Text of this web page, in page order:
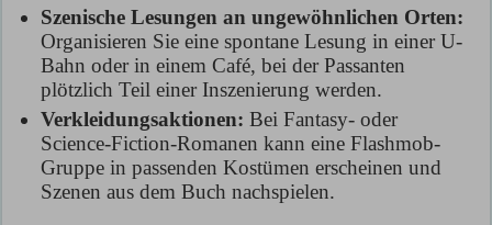
Szenische Lesungen an ungewöhnlichen Orten:
Organisieren Sie eine spontane Lesung in einer U-
Bahn oder in einem Café, bei der Passanten
plötzlich Teil einer Inszenierung werden.
Verkleidungsaktionen: Bei Fantasy- oder
Science-Fiction-Romanen kann eine Flashmob-
Gruppe in passenden Kostümen erscheinen und
Szenen aus dem Buch nachspielen.